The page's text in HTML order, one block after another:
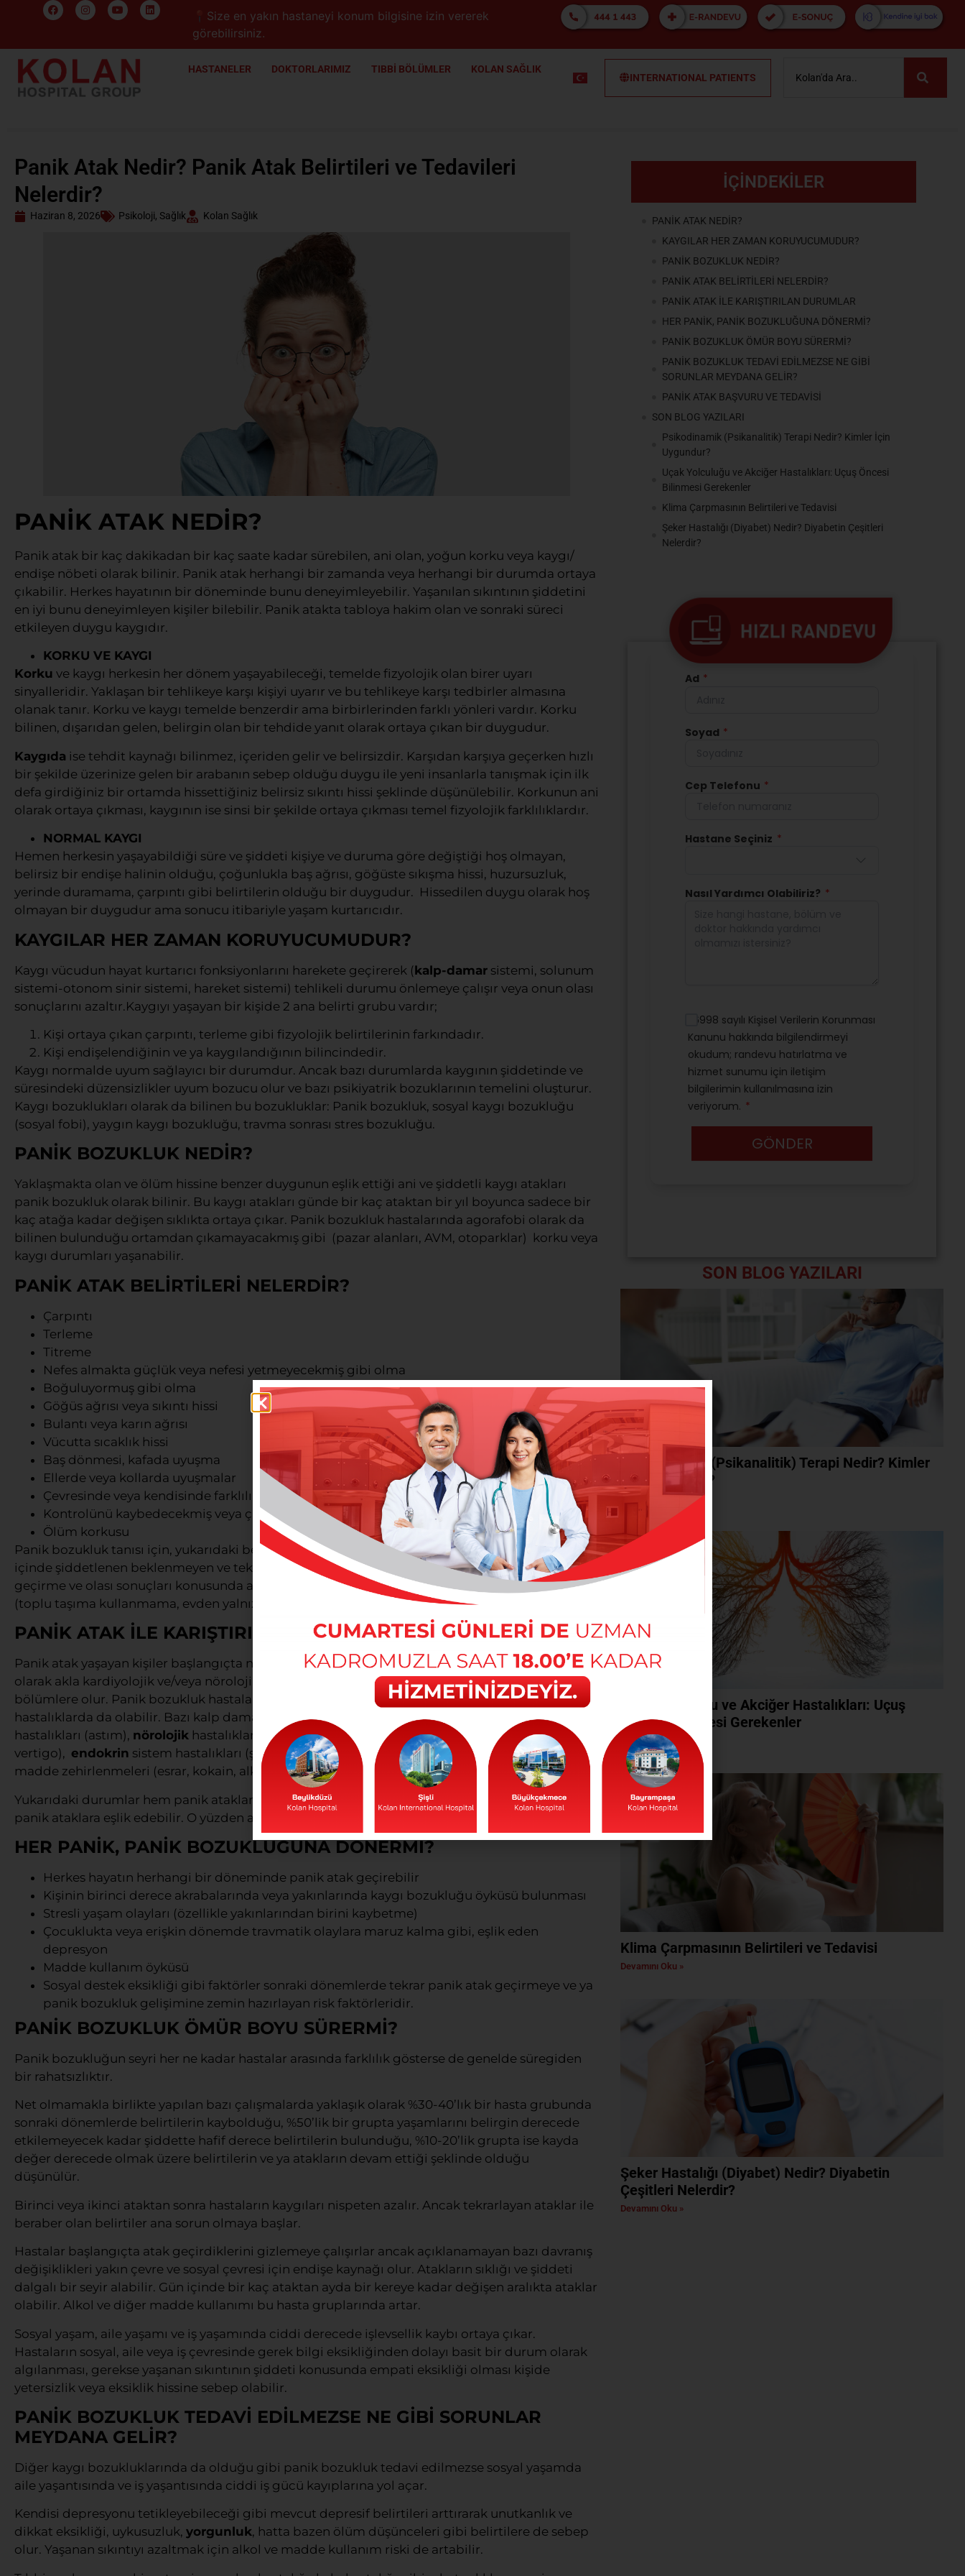
📍Size en yakın hastaneyi konum bilgisine izin vererek
görebilirsiniz.
HASTANELER DOKTORLARIMIZ TIBBİ BÖLÜMLER KOLAN SAĞLIK
INTERNATIONAL PATIENTS
Panik Atak Nedir? Panik Atak Belirtileri ve Tedavileri
Nelerdir?
Haziran 8, 2026 Psikoloji, Sağlık Kolan Sağlık
PANİK ATAK NEDİR?
Panik atak bir kaç dakikadan bir kaç saate kadar sürebilen, ani olan, yoğun korku veya kaygı/
endişe nöbeti olarak bilinir. Panik atak herhangi bir zamanda veya herhangi bir durumda ortaya
çıkabilir. Herkes hayatının bir döneminde bunu deneyimleyebilir. Yaşanılan sıkıntının şiddetini
en iyi bunu deneyimleyen kişiler bilebilir. Panik atakta tabloya hakim olan ve sonraki süreci
etkileyen duygu kaygıdır.
KORKU VE KAYGI
Korku ve kaygı herkesin her dönem yaşayabileceği, temelde fizyolojik olan birer uyarı
sinyalleridir. Yaklaşan bir tehlikeye karşı kişiyi uyarır ve bu tehlikeye karşı tedbirler almasına
olanak tanır. Korku ve kaygı temelde benzerdir ama birbirlerinden farklı yönleri vardır. Korku
bilinen, dışarıdan gelen, belirgin olan bir tehdide yanıt olarak ortaya çıkan bir duygudur.
Kaygıda ise tehdit kaynağı bilinmez, içeriden gelir ve belirsizdir. Karşıdan karşıya geçerken hızlı
bir şekilde üzerinize gelen bir arabanın sebep olduğu duygu ile yeni insanlarla tanışmak için ilk
defa girdiğiniz bir ortamda hissettiğiniz belirsiz sıkıntı hissi şeklinde düşünülebilir. Korkunun ani
olarak ortaya çıkması, kaygının ise sinsi bir şekilde ortaya çıkması temel fizyolojik farklılıklardır.
NORMAL KAYGI
Hemen herkesin yaşayabildiği süre ve şiddeti kişiye ve duruma göre değiştiği hoş olmayan,
belirsiz bir endişe halinin olduğu, çoğunlukla baş ağrısı, göğüste sıkışma hissi, huzursuzluk,
yerinde duramama, çarpıntı gibi belirtilerin olduğu bir duygudur. Hissedilen duygu olarak hoş
olmayan bir duygudur ama sonucu itibariyle yaşam kurtarıcıdır.
KAYGILAR HER ZAMAN KORUYUCUMUDUR?
Kaygı vücudun hayat kurtarıcı fonksiyonlarını harekete geçirerek (kalp-damar sistemi, solunum
sistemi-otonom sinir sistemi, hareket sistemi) tehlikeli durumu önlemeye çalışır veya onun olası
sonuçlarını azaltır.Kaygıyı yaşayan bir kişide 2 ana belirti grubu vardır;
Kişi ortaya çıkan çarpıntı, terleme gibi fizyolojik belirtilerinin farkındadır.
Kişi endişelendiğinin ve ya kaygılandığının bilincindedir.
Kaygı normalde uyum sağlayıcı bir durumdur. Ancak bazı durumlarda kaygının şiddetinde ve
süresindeki düzensizlikler uyum bozucu olur ve bazı psikiyatrik bozuklarının temelini oluşturur.
Kaygı bozuklukları olarak da bilinen bu bozukluklar: Panik bozukluk, sosyal kaygı bozukluğu
(sosyal fobi), yaygın kaygı bozukluğu, travma sonrası stres bozukluğu.
PANİK BOZUKLUK NEDİR?
Yaklaşmakta olan ve ölüm hissine benzer duygunun eşlik ettiği ani ve şiddetli kaygı atakları
panik bozukluk olarak bilinir. Bu kaygı atakları günde bir kaç ataktan bir yıl boyunca sadece bir
kaç atağa kadar değişen sıklıkta ortaya çıkar. Panik bozukluk hastalarında agorafobi olarak da
bilinen bulunduğu ortamdan çıkamayacakmış gibi (pazar alanları, AVM, otoparklar) korku veya
kaygı durumları yaşanabilir.
PANİK ATAK BELİRTİLERİ NELERDİR?
Çarpıntı
Terleme
Titreme
Nefes almakta güçlük veya nefesi yetmeyecekmiş gibi olma
Boğuluyormuş gibi olma
Göğüs ağrısı veya sıkıntı hissi
Bulantı veya karın ağrısı
Vücutta sıcaklık hissi
Baş dönmesi, kafada uyuşma
Ellerde veya kollarda uyuşmalar
Çevresinde veya kendisinde farklılık hissetme
Kontrolünü kaybedecekmiş veya çıldıracakmış gibi olma
Ölüm korkusu
Panik bozukluk tanısı için, yukarıdaki belirtilerden 4 veya daha fazlasının oluşması, dakikalar
içinde şiddetlenen beklenmeyen ve tekrarlayıcı olan panik ataklar olmalıdır. Kişide tekrar atak
geçirme ve olası sonuçları konusunda aşırı bir kaygı olur ve bazı kaçınma davranışları gelişebilir.
(toplu taşıma kullanmama, evden yalnız çıkmama, egzersizden kaçınma.)
PANİK ATAK İLE KARIŞTIRILAN DURUMLAR
Panik atak yaşayan kişiler başlangıçta ne olduğunu idrak edemezler, tam bir kaos hali vardır, ilk
olarak akla kardiyolojik ve/veya nörolojik bir hastalık varmış gibi düşünülür ve başvuru bu
bölümlere olur. Panik bozukluk hastalarında oluşan belirtilerden bazıları başka tıbbi
hastalıklarda da olabilir. Bazı kalp damar hastalıkları (kansızlık, hipertansiyon), solunum sistemi
hastalıkları (astım), nörolojik hastalıklar (migren, epilepsi, beyin damar hastalıkları,
vertigo), endokrin sistem hastalıkları (şeker hastalığı, kan şekeri düşüklüğü, troid hastalıkları),
madde zehirlenmeleri (esrar, kokain, alkol), B12 eksikliği ve enfeksiyonlar.
Yukarıdaki durumlar hem panik ataklar için tetikleyici olabilir aynı zamanda eş zamanlı olarak
panik ataklara eşlik edebilir. O yüzden ayrıntılı bir tıbbi inceleme yapılması gerekmektedir.
HER PANİK, PANİK BOZUKLUĞUNA DÖNERMİ?
Herkes hayatın herhangi bir döneminde panik atak geçirebilir
Kişinin birinci derece akrabalarında veya yakınlarında kaygı bozukluğu öyküsü bulunması
Stresli yaşam olayları (özellikle yakınlarından birini kaybetme)
Çocuklukta veya erişkin dönemde travmatik olaylara maruz kalma gibi, eşlik eden
depresyon
Madde kullanım öyküsü
Sosyal destek eksikliği gibi faktörler sonraki dönemlerde tekrar panik atak geçirmeye ve ya
panik bozukluk gelişimine zemin hazırlayan risk faktörleridir.
PANİK BOZUKLUK ÖMÜR BOYU SÜRERMİ?
Panik bozukluğun seyri her ne kadar hastalar arasında farklılık gösterse de genelde süregiden
bir rahatsızlıktır.
Net olmamakla birlikte yapılan bazı çalışmalarda yaklaşık olarak %30-40’lık bir hasta grubunda
sonraki dönemlerde belirtilerin kaybolduğu, %50’lik bir grupta yaşamlarını belirgin derecede
etkilemeyecek kadar şiddette hafif derece belirtilerin bulunduğu, %10-20’lik grupta ise kayda
değer derecede olmak üzere belirtilerin ve ya atakların devam ettiği şeklinde olduğu
düşünülür.
Birinci veya ikinci ataktan sonra hastaların kaygıları nispeten azalır. Ancak tekrarlayan ataklar ile
beraber olan belirtiler ana sorun olmaya başlar.
Hastalar başlangıçta atak geçirdiklerini gizlemeye çalışırlar ancak açıklanamayan bazı davranış
değişiklikleri yakın çevre ve sosyal çevresi için endişe kaynağı olur. Atakların sıklığı ve şiddeti
dalgalı bir seyir alabilir. Gün içinde bir kaç ataktan ayda bir kereye kadar değişen aralıkta ataklar
olabilir. Alkol ve diğer madde kullanımı bu hasta gruplarında artar.
Sosyal yaşam, aile yaşamı ve iş yaşamında ciddi derecede işlevsellik kaybı ortaya çıkar.
Hastaların sosyal, aile veya iş çevresinde gerek bilgi eksikliğinden dolayı basit bir durum olarak
algılanması, gerekse yaşanan sıkıntının şiddeti konusunda empati eksikliği olması kişide
yetersizlik veya eksiklik hissine sebep olabilir.
PANİK BOZUKLUK TEDAVİ EDİLMEZSE NE GİBİ SORUNLAR
MEYDANA GELİR?
Diğer kaygı bozukluklarında da olduğu gibi panik bozukluk tedavi edilmezse sosyal yaşamda
aile yaşantısında ve iş yaşantısında ciddi iş gücü kayıplarına yol açar.
Kendisi depresyonu tetikleyebileceği gibi mevcut depresif belirtileri arttırarak unutkanlık ve
dikkat eksikliği, uykusuzluk, yorgunluk, hatta bazen ölüm düşünceleri gibi belirtilere de sebep
olur. Yaşanan sıkıntıyı azaltmak için alkol ve madde kullanım riski de artabilir.
İÇİNDEKİLER
PANİK ATAK NEDİR?
KAYGILAR HER ZAMAN KORUYUCUMUDUR?
PANİK BOZUKLUK NEDİR?
PANİK ATAK BELİRTİLERİ NELERDİR?
PANİK ATAK İLE KARIŞTIRILAN DURUMLAR
HER PANİK, PANİK BOZUKLUĞUNA DÖNERMİ?
PANİK BOZUKLUK ÖMÜR BOYU SÜRERMİ?
PANİK BOZUKLUK TEDAVİ EDİLMEZSE NE GİBİ
SORUNLAR MEYDANA GELİR?
PANİK ATAK BAŞVURU VE TEDAVİSİ
SON BLOG YAZILARI
Psikodinamik (Psikanalitik) Terapi Nedir? Kimler İçin
Uygundur?
Uçak Yolculuğu ve Akciğer Hastalıkları: Uçuş Öncesi
Bilinmesi Gerekenler
Klima Çarpmasının Belirtileri ve Tedavisi
Şeker Hastalığı (Diyabet) Nedir? Diyabetin Çeşitleri
Nelerdir?
SON BLOG YAZILARI
Psikodinamik (Psikanalitik) Terapi Nedir? Kimler
İçin Uygundur?
Devamını Oku »
Uçak Yolculuğu ve Akciğer Hastalıkları: Uçuş
Öncesi Bilinmesi Gerekenler
Devamını Oku »
Klima Çarpmasının Belirtileri ve Tedavisi
Devamını Oku »
Şeker Hastalığı (Diyabet) Nedir? Diyabetin
Çeşitleri Nelerdir?
Devamını Oku »